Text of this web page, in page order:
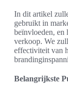
In dit artikel
gebruikt in
beïnvloeden, en
verkoop. We
effectiviteit van
Belangrijkste